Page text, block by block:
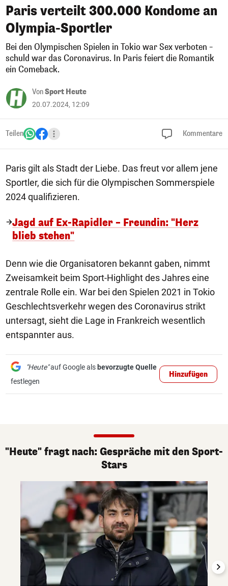
Paris verteilt 300.000 Kondome an
Olympia-Sportler
Bei den Olympischen Spielen in Tokio war Sex verboten –
schuld war das Coronavirus. In Paris feiert die Romantik
ein Comeback.
VonSport Heute
20.07.2024, 12:09
Teilen Kommentare
Paris gilt als Stadt der Liebe. Das freut vor allem jene
Sportler, die sich für die Olympischen Sommerspiele
2024 qualifizieren.
Jagd auf Ex-Rapidler – Freundin: "Herz
blieb stehen"
Denn wie die Organisatoren bekannt gaben, nimmt
Zweisamkeit beim Sport-Highlight des Jahres eine
zentrale Rolle ein. War bei den Spielen 2021 in Tokio
Geschlechtsverkehr wegen des Coronavirus strikt
untersagt, sieht die Lage in Frankreich wesentlich
entspannter aus.
"Heute"auf Google als bevorzugte Quelle
festlegen
Hinzufügen
"Heute" fragt nach: Gespräche mit den Sport-
Stars